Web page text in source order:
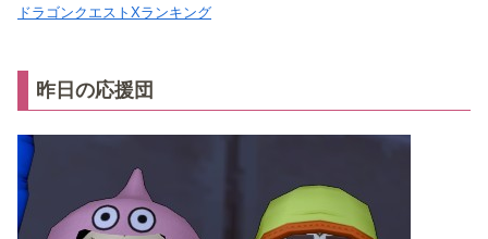
ドラゴンクエストXランキング
昨日の応援団